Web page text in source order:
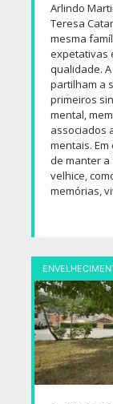
Arlindo
Teresa
mesma
expetativas
qualidade.
partilham a
primeiros
mental,
associados
mentais. Em comum têm os laços de sangue, o desejo
de manter a
velhice,
memórias,